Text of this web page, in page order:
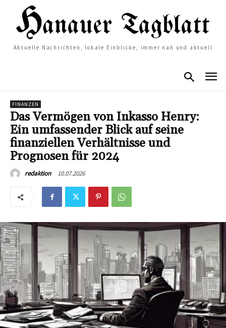
Aktuelle Nachrichten, lokale Einblicke, immer nah und aktuell
FINANZEN
Das Vermögen von Inkasso Henry:
Ein umfassender Blick auf seine
finanziellen Verhältnisse und
Prognosen für 2024
redaktion 10.07.2026